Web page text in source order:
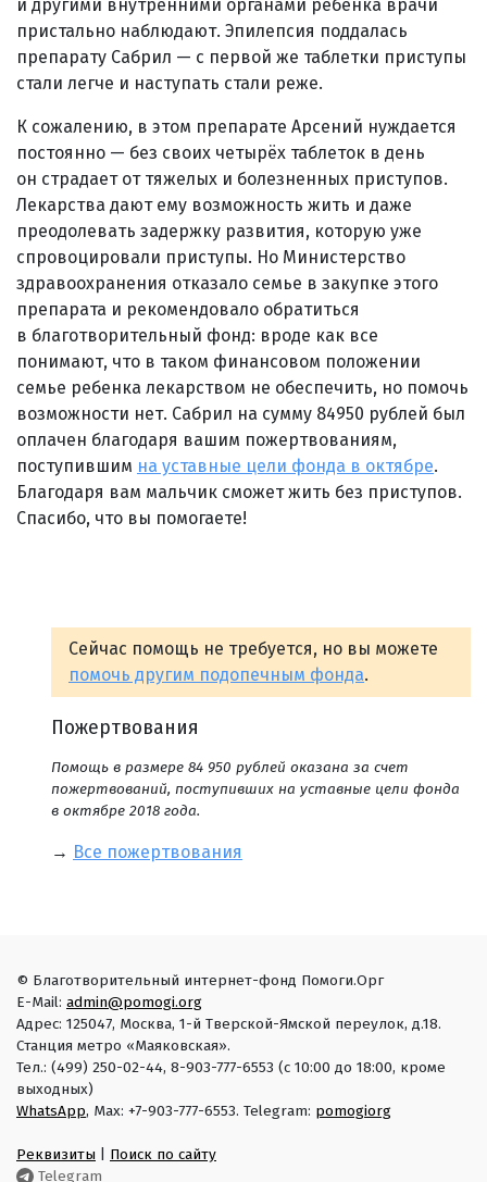
и другими внутренними органами ребенка врачи
пристально наблюдают. Эпилепсия поддалась
препарату Сабрил — с первой же таблетки приступы
стали легче и наступать стали реже.
К сожалению, в этом препарате Арсений нуждается
постоянно — без своих четырёх таблеток в день
он страдает от тяжелых и болезненных приступов.
Лекарства дают ему возможность жить и даже
преодолевать задержку развития, которую уже
спровоцировали приступы. Но Министерство
здравоохранения отказало семье в закупке этого
препарата и рекомендовало обратиться
в благотворительный фонд: вроде как все
понимают, что в таком финансовом положении
семье ребенка лекарством не обеспечить, но помочь
возможности нет. Сабрил на сумму 84950 рублей был
оплачен благодаря вашим пожертвованиям,
поступившим на уставные цели фонда в октябре.
Благодаря вам мальчик сможет жить без приступов.
Спасибо, что вы помогаете!
Сейчас помощь не требуется, но вы можете
помочь другим подопечным фонда.
Пожертвования
Помощь в размере 84 950 рублей оказана за счет
пожертвований, поступивших на уставные цели фонда
в октябре 2018 года.
→ Все пожертвования
© Благотворительный интернет-фонд Помоги.Орг
E-Mail: admin@pomogi.org
Адрес: 125047, Москва, 1-й Тверской-Ямской переулок, д.18.
Станция метро «Маяковская».
Тел.: (499) 250-02-44, 8-903-777-6553 (с 10:00 до 18:00, кроме
выходных)
WhatsApp, Max: +7-903-777-6553. Telegram: pomogiorg
Реквизиты
Поиск по сайту
Telegram